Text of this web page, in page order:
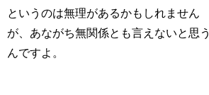
というのは無理があるかもしれません
が、あながち無関係とも言えないと思う
んですよ。